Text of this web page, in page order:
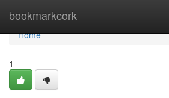
bookmarkcork
Home
Home
1